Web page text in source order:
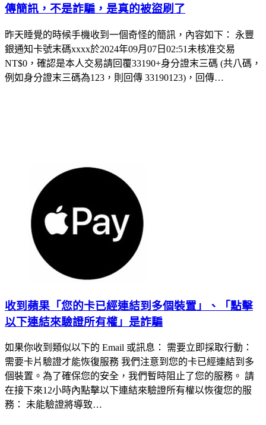
傳簡訊，不是詐騙，是真的被盜刷了
昨天睡覺的時候手機收到一個奇怪的簡訊，內容如下： 永豐
銀通知卡號末碼xxxx於2024年09月07日02:51未核准交易
NT$0，確認是本人交易請回覆33190+身分證末三碼 (共八碼，
例如身分證末三碼為123，則回傳 33190123)，回傳…
收到蘋果「您的卡已經連結到多個裝置」、「點擊
以下連結來驗證所有權」是詐騙
如果你收到類似以下的 Email 或訊息： 需要立即採取行動：
需要卡片驗證才能恢復服務 我們注意到您的卡已經連結到多
個裝置。為了確保您的安全，我們暫時阻止了您的服務。 請
在接下來12小時內點擊以下連結來驗證所有權以恢復您的服
務： 未能驗證將導致…